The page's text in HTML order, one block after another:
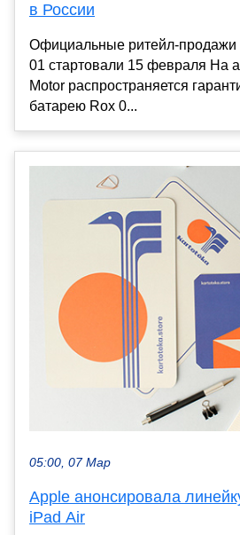
в России
Официальные ритейл-продажи
01 стартовали 15 февраля На
Motor распространяется
батарею Rox 0...
05:00, 07 Мар
Apple анонсировала
iPad Air